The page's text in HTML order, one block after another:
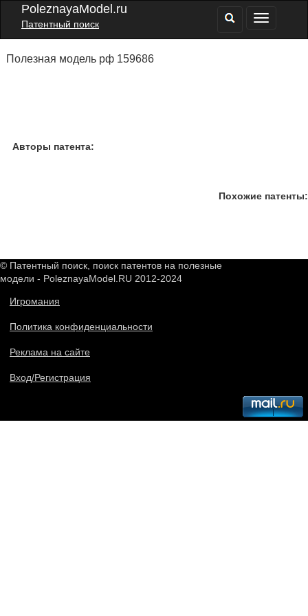
PoleznayaModel.ru
Патентный поиск
Полезная модель рф 159686
Авторы патента:
Похожие патенты:
© Патентный поиск, поиск патентов на полезные
модели - PoleznayaModel.RU 2012-2024
Игромания
Политика конфиденциальности
Реклама на сайте
Вход/Регистрация